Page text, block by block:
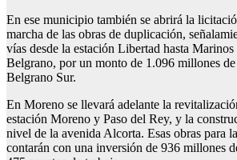
En ese municipio también se abrirá la
marcha de las obras de duplicación,
vías desde la estación Libertad hasta
Belgrano, por un monto de 1.096 millones de
Belgrano Sur.
En Moreno se llevará adelante la
estación Moreno y Paso del Rey, y la
nivel de la avenida Alcorta. Esas obras para
contarán con una inversión de 936 millones